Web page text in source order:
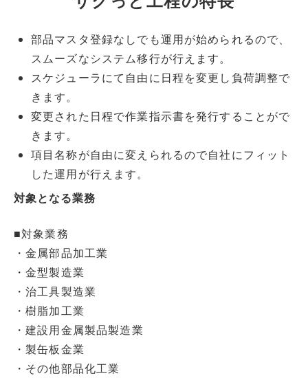
部品マスタ登録なしでも運用が始められるので、
スムーズなシステム移行が行えます。
スケジューラにて自由に日程を変更し負荷調整で
きます。
変更された日程で作業指示書を発行することがで
きます。
項目名称が自由に変えられるので自社にフィット
した運用が行えます。
対象となる業務
■対象業務
・金属部品加工業
・金型製造業
・治工具製造業
・樹脂加工業
・建設用金属製品製造業
・製缶板金業
・その他部品化工業